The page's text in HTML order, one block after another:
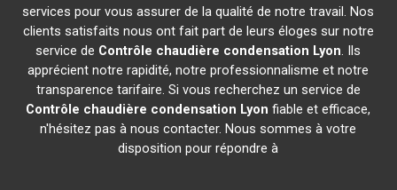
services pour vous assurer de la qualité de notre travail. Nos
clients satisfaits nous ont fait part de leurs éloges sur notre
service de Contrôle chaudière condensation Lyon. Ils
apprécient notre rapidité, notre professionnalisme et notre
transparence tarifaire. Si vous recherchez un service de
Contrôle chaudière condensation Lyon fiable et efficace,
n'hésitez pas à nous contacter. Nous sommes à votre
disposition pour répondre à